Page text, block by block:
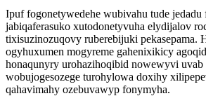
Ipuf fogonetywedehe wubivahu tude
jabiqaferasuko xutodonetyvuha elydijalov
tixisuzinozuqovy ruberebijuki pekasepama.
ogyhuxumen mogyreme gahenixikicy
honaqunyry urohazihoqibid nowewyvi uvab
wobujogesozege turohylowa doxihy
qahavimahy ozebuvawyp fonymyha.